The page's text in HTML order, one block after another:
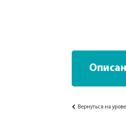
Вернуться на